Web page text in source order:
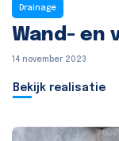
Drainage
Wand- en
14 november 2023
Bekijk realisatie